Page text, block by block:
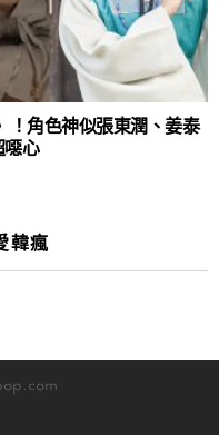
！角色神似張東潤、姜泰
噁心
韓瘋